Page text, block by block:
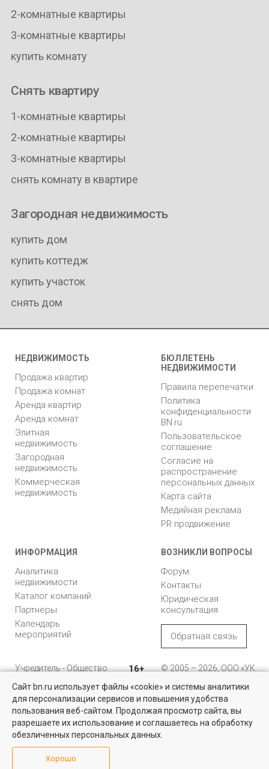
Найти квартиру - это просто!
Выбирайте среди 14 тысяч проверенных вариантов на вторичом
рынке жилья на портале BN.ru
Посмотреть объявления
2-комнатные квартиры
3-комнатные квартиры
купить комнату
Снять квартиру
1-комнатные квартиры
2-комнатные квартиры
3-комнатные квартиры
снять комнату в квартире
Загородная недвижимость
купить дом
купить коттедж
купить участок
снять дом
НЕДВИЖИМОСТЬ
Продажа квартир
Продажа комнат
Аренда квартир
Аренда комнат
Элитная
недвижимость
Загородная
недвижимость
Коммерческая
недвижимость
БЮЛЛЕТЕНЬ
НЕДВИЖИМОСТИ
Правила перепечатки
Политика
конфиденциальности
BN.ru
Пользовательское
соглашение
Согласие на
распространение
персональных данных
Карта сайта
Медийная реклама
PR продвижение
ИНФОРМАЦИЯ
Аналитика
недвижимости
Каталог компаний
Партнеры
Календарь
мероприятий
ВОЗНИКЛИ ВОПРОСЫ
Форум
Контакты
Юридическая
консультация
Обратная связь
Учредитель - Общество
ответственностью
"Управляющая
компания "Бюллетень
недвижимости"
16+
© 2005 – 2026, ООО «УК
196105, Санкт-
Петербург, пр. Юрия
Гагарина, 1
8 (812) 331-93-56
reklama@bn.ru
Сайт bn.ru использует файлы «cookie» и системы аналитики
для персонализации сервисов и повышения удобства
пользования веб-сайтом. Продолжая просмотр сайта, вы
разрешаете их использование и соглашаетесь на обработку
обезличенных персональных данных.
Хорошо